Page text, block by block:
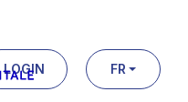
LOGIN FR